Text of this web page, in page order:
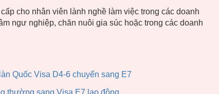
cho nhân viên lành nghề làm việc trong các doanh
ngư nghiệp, chăn nuôi gia súc hoặc trong các doanh
Quốc Visa D4-6 chuyển sang E7
thường sang Visa E7 lao động